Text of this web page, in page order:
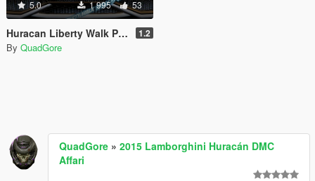
5.0 1 995 53
Huracan Liberty Walk Paintjobs [8K] 1.2
By QuadGore
QuadGore » 2015 Lamborghini Huracán DMC
Affari